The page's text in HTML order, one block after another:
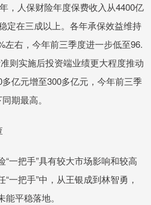
，人保财险年度保费收入从4400亿
定在三成以上。各年承保效益维持
左右，今年前三季度进一步低至96.
则实施后投资端业绩更大程度推动
亿元增至300多亿元，今年前三季
期最高。
一把手”具有较大市场影响和较高
一把手”中，从王银成到林智勇，
平稳落地。